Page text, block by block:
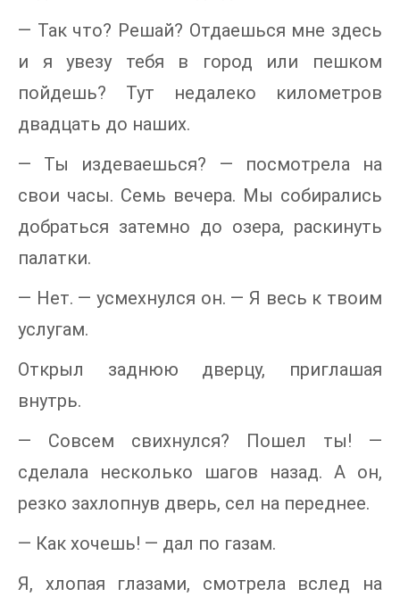
— Так что? Решай? Отдаешься мне здесь
и я увезу тебя в город или пешком
пойдешь? Тут недалеко километров
двадцать до наших.
— Ты издеваешься? — посмотрела на
свои часы. Семь вечера. Мы собирались
добраться затемно до озера, раскинуть
палатки.
— Нет. — усмехнулся он. — Я весь к твоим
услугам.
Открыл заднюю дверцу, приглашая
внутрь.
— Совсем свихнулся? Пошел ты! —
сделала несколько шагов назад. А он,
резко захлопнув дверь, сел на переднее.
— Как хочешь! — дал по газам.
Я, хлопая глазами, смотрела вслед на